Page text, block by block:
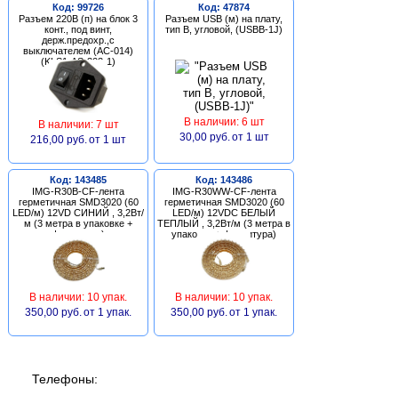
Код: 99726
Разъем 220В (п) на блок 3
конт., под винт,
держ.предохр.,с
выключателем (AC-014)
(KLS1-AS-303-1)
В наличии: 7 шт
216,00 руб. от 1 шт
Код: 47874
Разъем USB (м) на плату,
тип В, угловой, (USBB-1J)
В наличии: 6 шт
30,00 руб. от 1 шт
Код: 143485
IMG-R30B-CF-лента
герметичная SMD3020 (60
LED/м) 12VD СИНИЙ , 3,2Вт/
м (3 метра в упаковке +
фурнитура)
В наличии: 10 упак.
350,00 руб. от 1 упак.
Код: 143486
IMG-R30WW-CF-лента
герметичная SMD3020 (60
LED/м) 12VDC БЕЛЫЙ
ТЕПЛЫЙ , 3,2Вт/м (3 метра в
упаковке + фурнитура)
В наличии: 10 упак.
350,00 руб. от 1 упак.
Телефоны: